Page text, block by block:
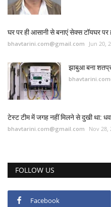
घर पर ही आसानी से बनाएं सेक्स टॉयघर पर
bhavtarini.com@gmail.com Jun 20,
झाबुआ बना
टेस्ट टीम में जगह नहीं मिलने से दुखी था:
bhavtarini.com@gmail.com Nov 28,
FOLLOW US
Facebook